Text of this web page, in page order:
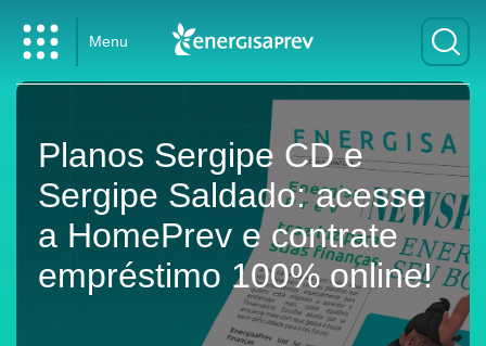
Menu
Planos Sergipe CD e
Sergipe Saldado: acesse
a HomePrev e contrate
empréstimo 100% online!